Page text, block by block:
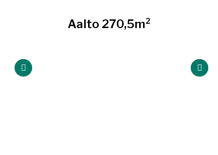
Aalto 270,5m²